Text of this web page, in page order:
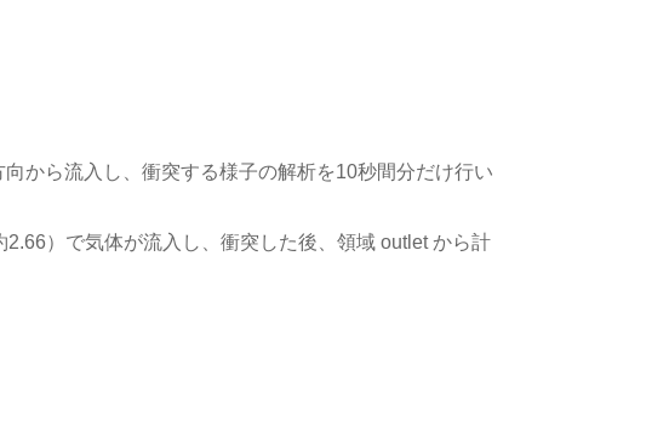
から流入し、衝突する様子の解析を10秒間分だけ行い
）で気体が流入し、衝突した後、領域 outlet から計